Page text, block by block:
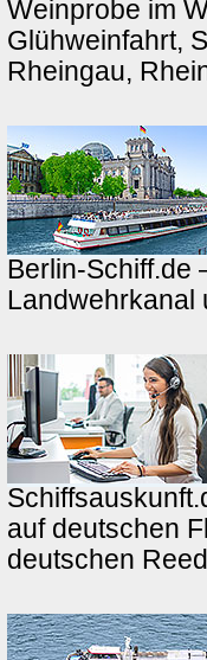
Weinprobe im
Glühweinfahrt,
Rheingau,
Berlin-Schiff.de
Landwehrkanal
auf deutschen
deutschen